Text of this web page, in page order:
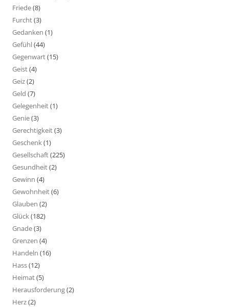
Friede(8)
Furcht(3)
Gedanken (1)
Gefühl(44)
Gegenwart(15)
Geist(4)
Geiz(2)
Geld (7)
Gelegenheit(1)
Genie(3)
Gerechtigkeit(3)
Geschenk(1)
Gesellschaft(225)
Gesundheit(2)
Gewinn (4)
Gewohnheit(6)
Glauben (2)
Glück(182)
Gnade(3)
Grenzen (4)
Handeln (16)
Hass(12)
Heimat(5)
Herausforderung(2)
Herz(2)